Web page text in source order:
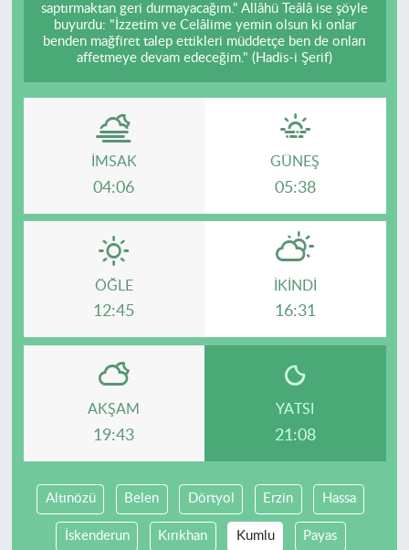
saptırmaktan geri durmayacağım." Allâhü Teâlâ ise şöyle
buyurdu: "İzzetim ve Celâlime yemin olsun ki onlar
benden mağfiret talep ettikleri müddetçe ben de onları
affetmeye devam edeceğim." (Hadis-i Şerif)
İMSAK
04:06
GÜNEŞ
05:38
ÖĞLE
12:45
İKINDI
16:31
AKŞAM
19:43
YATSI
21:08
Altınözü Belen Dörtyol Erzin Hassa
İskenderun Kırıkhan Kumlu Payas